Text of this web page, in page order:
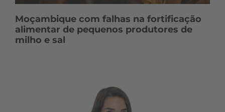
Moçambique com falhas na fortificação
alimentar de pequenos produtores de
milho e sal